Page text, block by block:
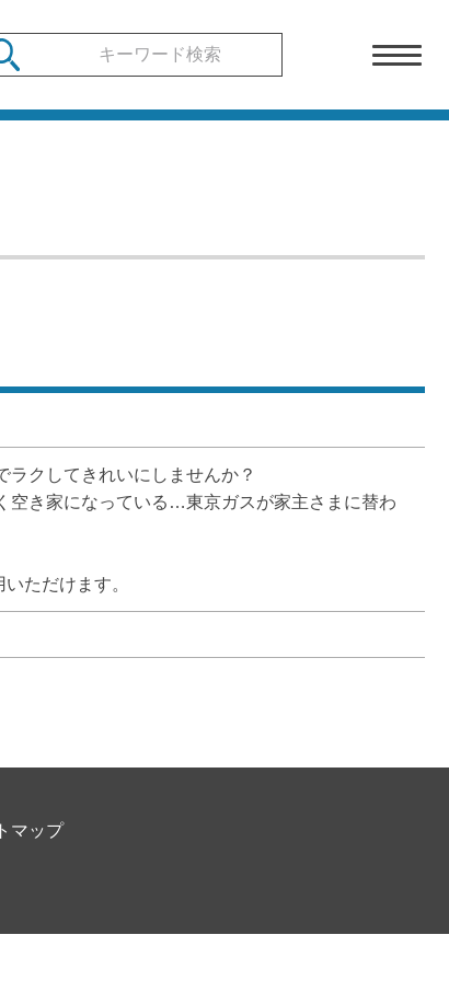
ラクしてきれいにしませんか？
空き家になっている…東京ガスが家主さまに替わ
ただけます。
マップ